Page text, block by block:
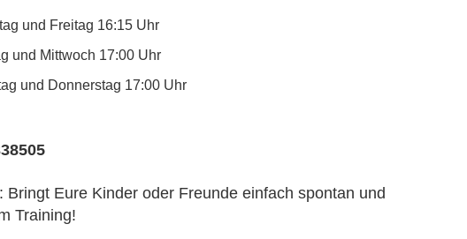
und Freitag 16:15 Uhr
und Mittwoch 17:00 Uhr
und Donnerstag 17:00 Uhr
Bringt Eure Kinder oder Freunde einfach spontan und
Training!